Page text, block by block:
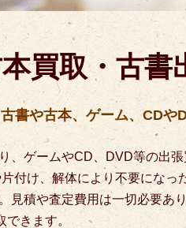
買取・古
古書や古本、ゲーム、CDや
、ゲームやCD、DVD等の出
付け、解体により不要にな
見積や査定費用は一切必要あ
きます。